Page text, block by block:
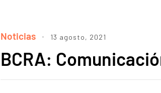
Noticias 13 agosto, 2021
BCRA: